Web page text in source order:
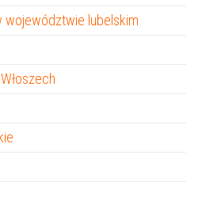
województwie lubelskim